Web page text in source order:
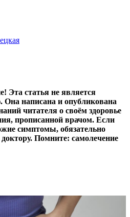
Эта статья не является
написана и опубликована
читателя о своём здоровье
прописанной врачом. Если
симптомы, обязательно
Помните: самолечение